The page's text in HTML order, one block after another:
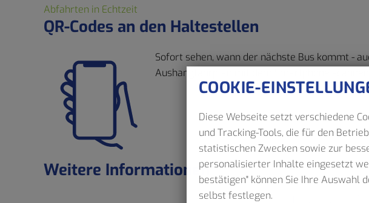
Abfahrten in Echtzeit
QR-Codes an den Haltestellen
Sofort sehen, wann der nächste Bus kommt -
Aushangfahrplan mit dem Smartphone
Weitere Informationen
COOKIE-
Diese Webseite setzt verschiedene
und Tracking-Tools, die für den
statistischen Zwecken sowie zur
personalisierter Inhalte eingesetzt
bestätigen" können Sie Ihre Auswahl
selbst festlegen.